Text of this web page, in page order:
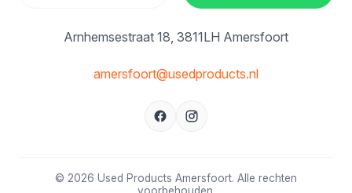
Arnhemsestraat 18 3811LH Amersfoort
amersfoort@usedproducts.nl
© 2026 Used Products Amersfoort. Alle rechten
voorbehouden.